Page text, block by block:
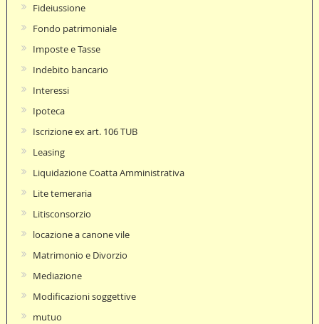
Fideiussione
Fondo patrimoniale
Imposte e Tasse
Indebito bancario
Interessi
Ipoteca
Iscrizione ex art. 106 TUB
Leasing
Liquidazione Coatta Amministrativa
Lite temeraria
Litisconsorzio
locazione a canone vile
Matrimonio e Divorzio
Mediazione
Modificazioni soggettive
mutuo